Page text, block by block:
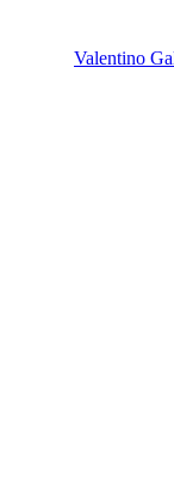
Valentino